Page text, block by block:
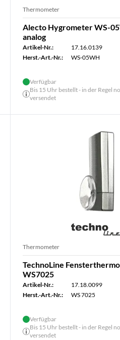
Thermometer
Alecto Hygrometer WS-
analog
Artikel-Nr.:
17.16.0139
Herst.-Art.-Nr.:
WS-05WH
Verfügbar
Bis 15 Uhr bestellt - in der Regel
versendet
Thermometer
TechnoLine
WS7025
Artikel-Nr.:
17.18.0099
Herst.-Art.-Nr.:
WS 7025
Verfügbar
Bis 15 Uhr bestellt - in der Regel
versendet